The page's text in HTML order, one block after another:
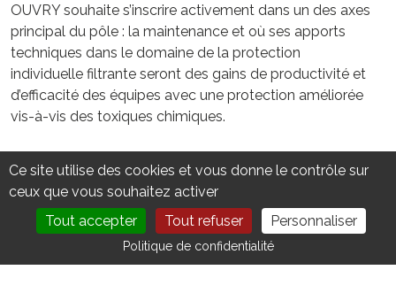
DEVENIR MEMBRE NOUS CONTACTER
OUVRY souhaite s’inscrire activement dans un des axes
principal du pôle : la maintenance et où ses apports
techniques dans le domaine de la protection
individuelle filtrante seront des gains de productivité et
d’efficacité des équipes avec une protection améliorée
vis-à-vis des toxiques chimiques.
VOTRE CONTACT
Ce site utilise des cookies et vous donne le contrôle sur
ceux que vous souhaitez activer
Tout accepter
Tout refuser Personnaliser
Politique de confidentialité